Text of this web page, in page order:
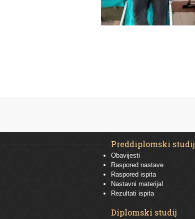
Preddiplomski studij
Obavijesti
Raspored nastave
Raspored ispita
Nastavni materijal
Rezultati ispita
Diplomski studij